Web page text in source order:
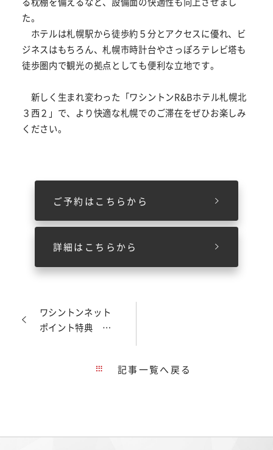
た。
ホテルは札幌駅から徒歩約５分とアクセスに優れ、ビ
ジネスはもちろん、札幌市時計台やさっぽろテレビ塔も
徒歩圏内で観光の拠点としても便利な立地です。
新しく生まれ変わった「ワシントンR&Bホテル札幌北
３西２」で、より快適な札幌でのご滞在をぜひお楽しみ
ください。
ご予約はこちらから
詳細はこちらから
ワシントンネット
ポイント特典 交
記事一覧へ戻る